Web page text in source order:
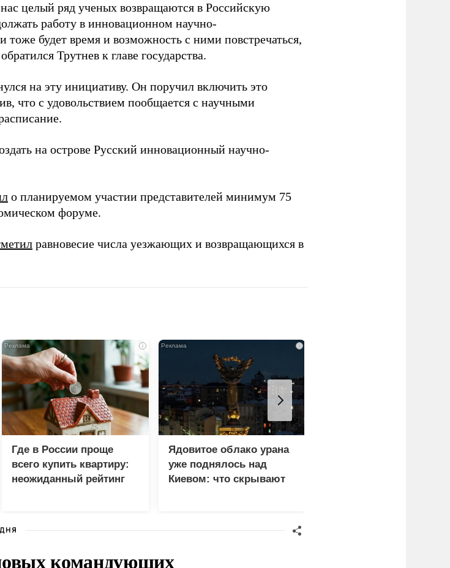
целый ряд ученых возвращаются в Российскую
работу в инновационном научно-
тоже будет время и возможность с ними повстречаться,
Трутнев к главе государства.
на эту инициативу. Он поручил включить это
что с удовольствием пообщается с научными
на острове Русский инновационный научно-
о планируемом участии представителей минимум 75
форуме.
равновесие числа уезжающих и возвращающихся в
i
Где в России проще
всего купить квартиру:
неожиданный рейтинг
i
Ядовитое облако урана
уже поднялось над
Киевом: что скрывают
командующих